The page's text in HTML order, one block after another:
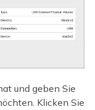
und geben Sie
Klicken Sie